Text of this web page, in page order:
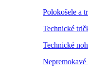
Polokošele a
Technické
Technické